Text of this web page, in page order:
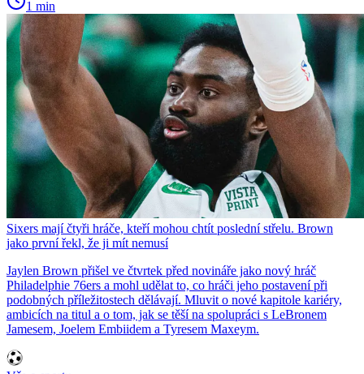
1 min
Sixers mají čtyři hráče, kteří mohou chtít poslední střelu. Brown
jako první řekl, že ji mít nemusí
Jaylen Brown přišel ve čtvrtek před novináře jako nový hráč
Philadelphie 76ers a mohl udělat to, co hráči jeho postavení při
podobných příležitostech dělávají. Mluvit o nové kapitole kariéry,
ambicích na titul a o tom, jak se těší na spolupráci s LeBronem
Jamesem, Joelem Embiidem a Tyresem Maxeym.